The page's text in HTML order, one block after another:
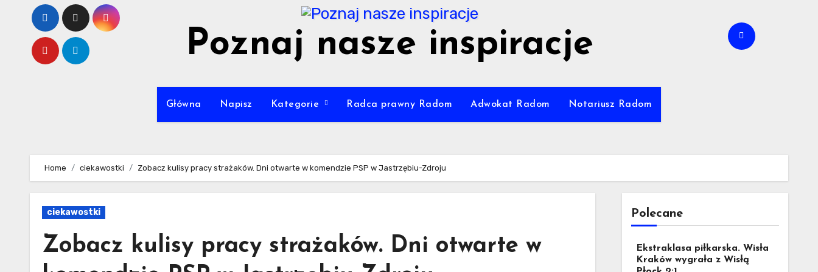
content
Poznaj nasze inspiracje
Główna Napisz Kategorie Radca prawny Radom Adwokat Radom Notariusz Radom
Home ciekawostki Zobacz kulisy pracy strażaków. Dni otwarte w komendzie PSP w Jastrzębiu-Zdroju
ciekawostki
Zobacz kulisy pracy strażaków. Dni otwarte w
Polecane
Ekstraklasa piłkarska. Wisła
Kraków wygrała z Wisłą